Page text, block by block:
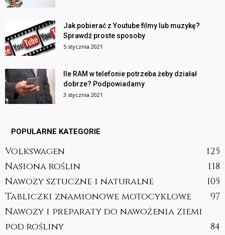
Jak pobierać z Youtube filmy lub muzykę?
Sprawdź proste sposoby
5 stycznia 2021
Ile RAM w telefonie potrzeba żeby działał
dobrze? Podpowiadamy
3 stycznia 2021
POPULARNE KATEGORIE
Volkswagen
125
Nasiona roślin
118
Nawozy sztuczne i naturalne
105
Tabliczki znamionowe motocyklowe
97
Nawozy i preparaty do nawożenia ziemi
pod rośliny
84